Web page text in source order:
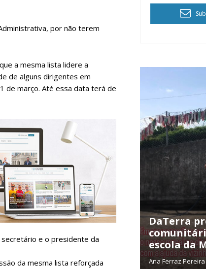
ajude-nos a manter este serviço público!
conteúdos exclusivos e versões digitais.
assinatura desejado:
ASSINATURA
DIGITAL ANUAL
por não terem
a mesma lista lidere a
de alguns dirigentes em
de março. Até essa data terá de
e o presidente da
da mesma lista reforçada
DaTerra
escola da
Ana Ferraz Pereira